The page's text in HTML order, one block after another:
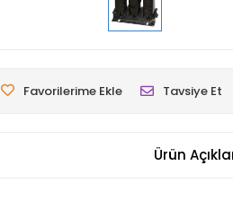
Favorilerime Ekle Tavsiye Et
Ürün